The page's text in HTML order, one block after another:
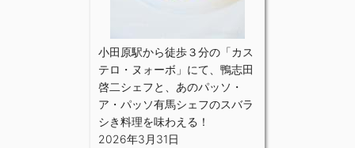
小田原駅から徒歩３分の「カス
テロ・ヌォーボ」にて、鴨志田
啓二シェフと、あのパッソ・
ア・パッソ有馬シェフのスバラ
シき料理を味わえる！
2026年3月31日